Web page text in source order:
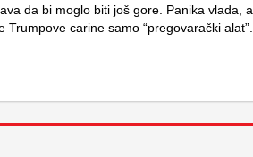
da bi moglo biti još gore. Panika vlada, a
Trumpove carine samo “pregovarački alat”.